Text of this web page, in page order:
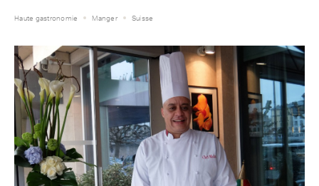
Haute gastronomie Manger Suisse